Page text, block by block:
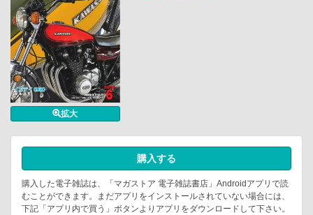
拡大
購入する
購入した電子雑誌は、「マガストア 電子雑誌書店」Androidアプリで読
むことができます。まだアプリをインストールされていない場合には、
下記「アプリ内で買う」ボタンよりアプリをダウンロードして下さい。